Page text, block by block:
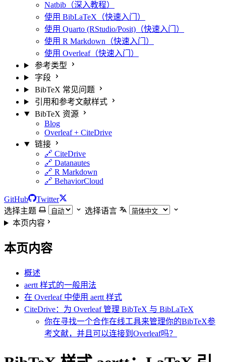
Natbib（深入教程）
使用 BibLaTeX（快速入门）
使用 Quarto (RStudio/Posit)（快速入门）
使用 R Markdown（快速入门）
使用 Overleaf（快速入门）
参考类型
字段
BibTeX 常见问题
引用和参考文献样式
BibTeX 资源
Blog
Overleaf + CiteDrive
链接
🔗 CiteDrive
🔗 Datanautes
🔗 R Markdown
🔗 BehaviorCloud
GitHub
Twitter
选择主题
选择语言
本页内容
本页内容
概述
aertt 样式的一般用法
在 Overleaf 中使用 aertt 样式
CiteDrive：为 Overleaf 管理 BibTeX 与 BibLaTeX
你在寻找一个合作在线工具来管理你的BibTeX参
考文献，并且可以连接到Overleaf吗？